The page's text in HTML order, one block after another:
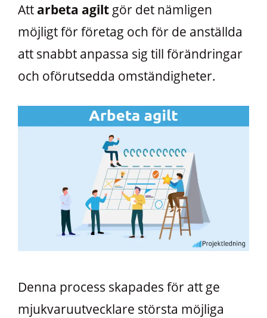
Att arbeta agilt gör det nämligen
möjligt för företag och för de anställda
att snabbt anpassa sig till förändringar
och oförutsedda omständigheter.
Denna process skapades för att ge
mjukvaruutvecklare största möjliga